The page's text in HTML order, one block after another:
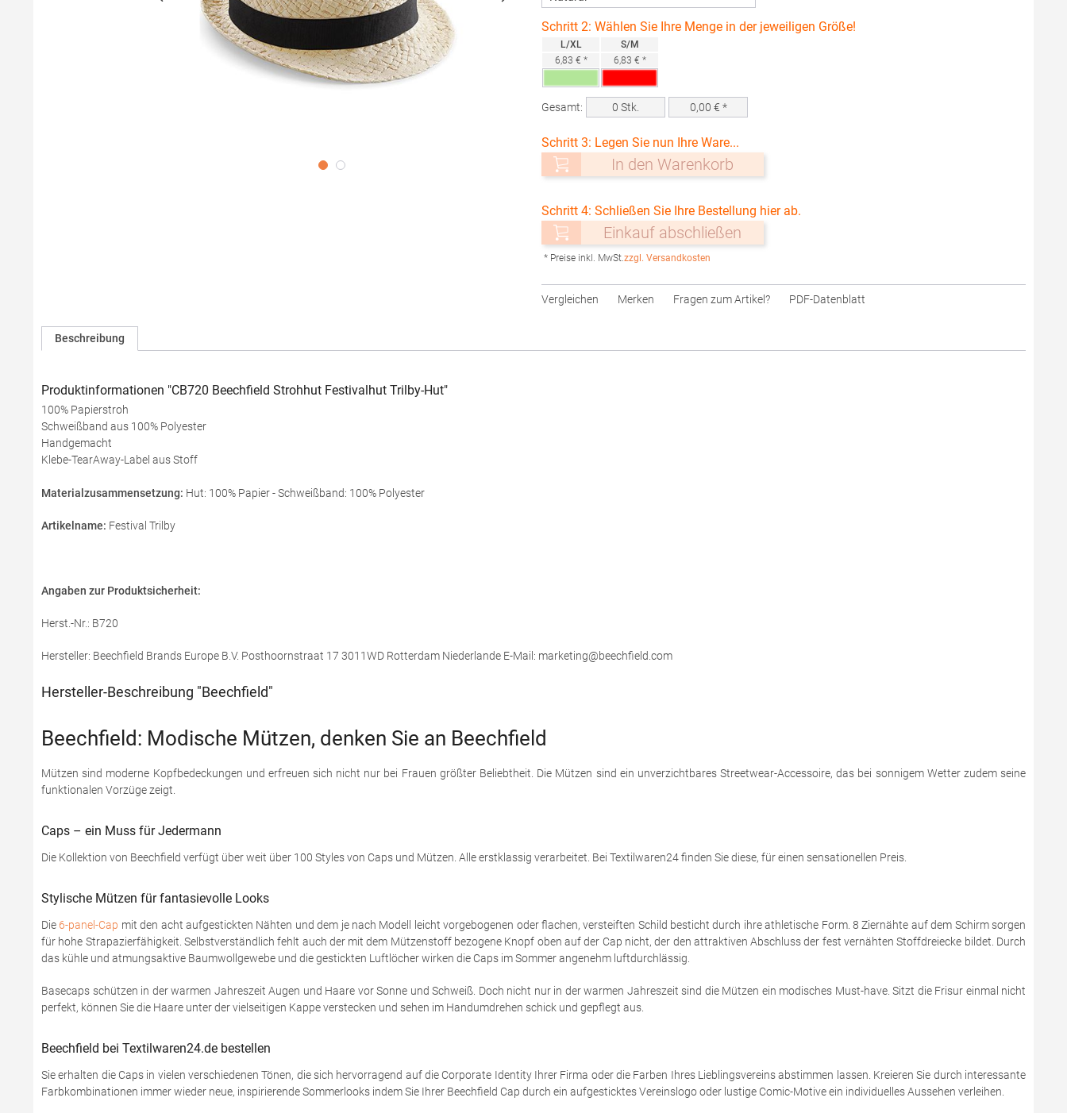
Schritt 2: Wählen Sie Ihre Menge in der jeweiligen Größe!
L/XL
6,83 € *
S/M
6,83 € *
Gesamt: 0 Stk. 0,00 € *
Schritt 3: Legen Sie nun Ihre Ware...
In den Warenkorb
Schritt 4: Schließen Sie Ihre Bestellung hier ab.
Einkauf abschließen
* Preise inkl. MwSt.zzgl. Versandkosten
Vergleichen Merken Fragen zum Artikel? PDF-Datenblatt
Beschreibung
Produktinformationen "CB720 Beechfield Strohhut Festivalhut Trilby-Hut"
100% Papierstroh
Schweißband aus 100% Polyester
Handgemacht
Klebe-TearAway-Label aus Stoff
Materialzusammensetzung: Hut: 100% Papier - Schweißband: 100% Polyester
Artikelname: Festival Trilby
Angaben zur Produktsicherheit:
Herst.-Nr.: B720
Hersteller: Beechfield Brands Europe B.V. Posthoornstraat 17 3011WD Rotterdam Niederlande E-Mail: marketing@beechfield.com
Hersteller-Beschreibung "Beechfield"
Beechfield: Modische Mützen, denken Sie an Beechfield
Mützen sind moderne Kopfbedeckungen und erfreuen sich nicht nur bei Frauen größter Beliebtheit. Die Mützen sind ein unverzichtbares Streetwear-Accessoire, das bei sonnigem Wetter zudem seine
funktionalen Vorzüge zeigt.
Caps – ein Muss für Jedermann
Die Kollektion von Beechfield verfügt über weit über 100 Styles von Caps und Mützen. Alle erstklassig verarbeitet. Bei Textilwaren24 finden Sie diese, für einen sensationellen Preis.
Stylische Mützen für fantasievolle Looks
Die 6-panel-Cap mit den acht aufgestickten Nähten und dem je nach Modell leicht vorgebogenen oder flachen, versteiften Schild besticht durch ihre athletische Form. 8 Ziernähte auf dem Schirm sorgen
für hohe Strapazierfähigkeit. Selbstverständlich fehlt auch der mit dem Mützenstoff bezogene Knopf oben auf der Cap nicht, der den attraktiven Abschluss der fest vernähten Stoffdreiecke bildet. Durch
das kühle und atmungsaktive Baumwollgewebe und die gestickten Luftlöcher wirken die Caps im Sommer angenehm luftdurchlässig.
Basecaps schützen in der warmen Jahreszeit Augen und Haare vor Sonne und Schweiß. Doch nicht nur in der warmen Jahreszeit sind die Mützen ein modisches Must-have. Sitzt die Frisur einmal nicht
perfekt, können Sie die Haare unter der vielseitigen Kappe verstecken und sehen im Handumdrehen schick und gepflegt aus.
Beechfield bei Textilwaren24.de bestellen
Sie erhalten die Caps in vielen verschiedenen Tönen, die sich hervorragend auf die Corporate Identity Ihrer Firma oder die Farben Ihres Lieblingsvereins abstimmen lassen. Kreieren Sie durch interessante
Farbkombinationen immer wieder neue, inspirierende Sommerlooks indem Sie Ihrer Beechfield Cap durch ein aufgesticktes Vereinslogo oder lustige Comic-Motive ein individuelles Aussehen verleihen.